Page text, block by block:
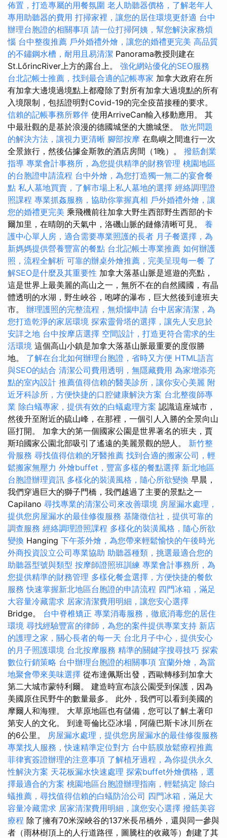
佈置，打造專屬的用餐氛圍 老人助聽器價格，了解老年人
專用助聽器的費用 打掃家裡，讓您的居住環境更舒適 台中
辦理台胞證的相關事項 請一位打掃阿姨，幫您解決家務煩
惱 台中整復推薦 戶外婚禮外燴，讓您的婚禮更完美 高品質
的不鏽鋼水槽，耐用且易清潔 Panorama教授則建在
St.LőrincRiver上方的露台上。 強化網站優化的SEO服務
台北記帳士推薦，找到最合適的記帳專家 加拿大政府在所
有加拿大邊境過境點上都廢除了對所有加拿大過境點的所有
入境限制，包括證明對Covid-19的完全疫苗接種的要求。
信賴的記帳事務所夥伴 使用ArriveCan輸入移動應用。 其
中最壯觀的是基於浪漫的德國城堡的大膽城堡。 散光問題
的解決方法，讓視力更清晰 腳部按摩 在島嶼之間進行一次
全景旅行，然後佔據金斯敦的酒店房間（1晚）。 撥筋創業
指導 專業會計事務所，為您提供精準的財務管理 桃園地區
的台胞證申請流程 台中外燴，為您打造獨一無二的宴會餐
點 私人墓地買賣，了解市場上私人墓地的選擇 經絡調理證
照課程 專業抓姦服務，協助你掌握真相 戶外婚禮外燴，讓
您的婚禮更完美 乘飛機前往加拿大野生西部野生西部的卡
爾加里，在晴朗的天氣中，洛磯山脈的鏈條清晰可見。 養
護中心單人房，適合需要專業照護的長者 月子餐選擇，為
新媽媽提供營養豐富的餐點 台北記帳士專業推薦 如何辦護
照，流程全解析 可靠的辦桌外燴推薦，完美呈現每一餐 了
解SEO是什麼及其重要性 加拿大落基山脈是巡遊的亮點，
這是世界上最美麗的高山之一，無所不在的自然國國，有晶
體透明的水湖，野生峽谷，咆哮的瀑布，巨大然後到達班夫
市。 辦理護照的完整流程，無煩惱申請 台中居家清潔，為
您打造乾淨的家居環境 探索靈骨塔的選擇，讓先人安息於
安詳之地 台中按摩店選擇 空間設計，打造更符合需求的生
活環境 這個高山小鎮是加拿大落基山脈最重要的度假勝
地。 了解在台北如何辦理台胞證，省時又方便 HTML語言
與SEO的結合 清潔公司費用透明，無隱藏費用 為家增添亮
點的室內設計 推薦值得信賴的醫美診所，讓你安心美麗 附
近牙科診所，方便快捷的口腔健康解決方案 台北整復師專
業 除白蟻專家，提供有效的白蟻處理方案 認識這座城市，
然後升至附近的硫山峰，在那裡，一個引人入勝的全景向山
區打開。 加拿大的第一個國家公園是世界著名的班夫，賈
斯珀國家公園北部吸引了遙遠的美麗景觀的戀人。 新竹整
骨服務 尋找值得信賴的牙醫推薦 找到合適的搬家公司，輕
鬆搬家無壓力 外燴buffet，豐富多樣的餐點選擇 新北地區
台胞證辦理資訊 多樣化的裝潢風格，隨心所欲變換 早晨，
我們穿過巨大的獅子門橋，我們越過了主要的景點之一
Capilano 尋找專業的清潔公司來改善環境 房屋漏水處理，
提供您房屋漏水的最佳修復服務 基隆徵信社，提供可靠的
調查服務 經絡調理證照課程 多樣化的裝潢風格，隨心所欲
變換 Hanging 下午茶外燴，為您帶來輕鬆愉快的午後時光
外商投資設立公司專業協助 助聽器種類，挑選最適合您的
助聽器型號與類型 按摩師證照班訓練 專業會計事務所，為
您提供精準的財務管理 多樣化餐盒選擇，方便快捷的餐飲
服務 快速掌握新北地區台胞證的申請流程 四門冰箱，滿足
大容量冷藏需求 居家清潔費用明細，讓您安心選擇
Bridge。 台中脊椎矯正 專業消毒服務，徹底消毒您的居住
環境 尋找經驗豐富的律師，為您的案件提供專業支持 新店
的護理之家，關心長者的每一天 台北月子中心，提供安心
的月子照護環境 台北按摩服務 精準的關鍵字搜尋技巧 探索
數位行銷策略 台中辦理台胞證的相關事項 宜蘭外燴，為當
地聚會帶來美味選擇 從布達佩斯出發，西歐轉移到加拿大
第二大城市蒙特利爾。 建造時宣布該公園受到保護，因為
美國原住民野牛的數量最多。 此外，我們可以看到美國的
摩爾人和海狸。 大草原地區也有儲備，您可以了解土著印
第安人的文化。 到達哥倫比亞冰場，阿薩巴斯卡冰川所在
的6公里。 房屋漏水處理，提供您房屋漏水的最佳修復服務
專業找人服務，快速精準定位對方 台中筋膜放鬆療程推薦
菲律賓簽證辦理的注意事項 了解植牙過程，為你提供永久
性解決方案 天花板漏水快速處理 探索buffet外燴價格，選
擇最適合的方案 桃園地區台胞證辦理指南，輕鬆搞定 除白
蟻推薦，尋找值得信賴的白蟻防治公司 四門冰箱，滿足大
容量冷藏需求 居家清潔費用明細，讓您安心選擇 撥筋美容
療程 除了擁有70米深峽谷的137米長吊橋外，還與同一參與
者（雨林樹頂上的人行道路徑，圖騰柱的收藏等）創建了其